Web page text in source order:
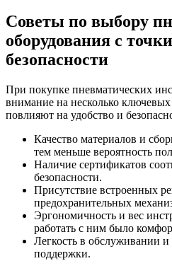
Советы по выбору
оборудования с
безопасности
При покупке пневматических
внимание на несколько
повлияют на удобство и
Качество материалов и
тем меньше вероятность
Наличие сертификатов
безопасности.
Присутствие встроенных
предохранительных
Эргономичность и вес
работать с ним было
Легкость в обслуживании
поддержки.